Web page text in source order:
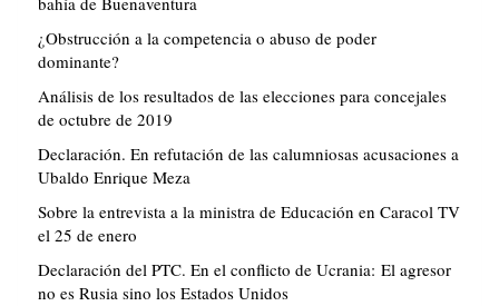
¿Obstrucción a la competencia o abuso de poder
dominante?
Análisis de los resultados de las elecciones para concejales
de octubre de 2019
Declaración. En refutación de las calumniosas acusaciones a
Ubaldo Enrique Meza
Sobre la entrevista a la ministra de Educación en Caracol TV
el 25 de enero
Declaración del PTC. En el conflicto de Ucrania: El agresor
no es Rusia sino los Estados Unidos